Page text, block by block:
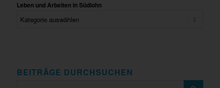
Leben und Arbeiten in Südlohn
BEITRÄGE DURCHSUCHEN